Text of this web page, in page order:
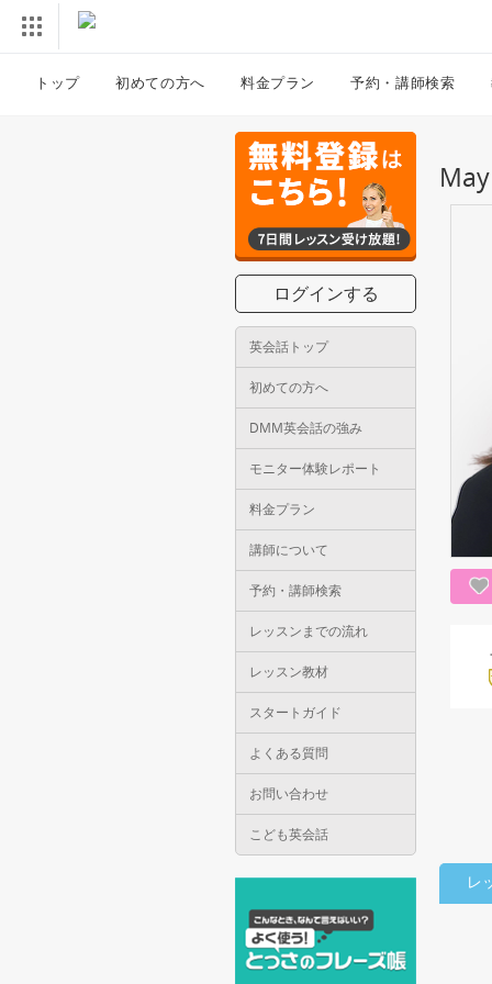
トップ 初めての方へ 料金プラン 予約・講師検索
ログインする
英会話トップ
初めての方へ
DMM英会話の強み
モニター体験レポート
料金プラン
講師について
予約・講師検索
レッスンまでの流れ
レッスン教材
スタートガイド
よくある質問
お問い合わせ
こども英会話
レ